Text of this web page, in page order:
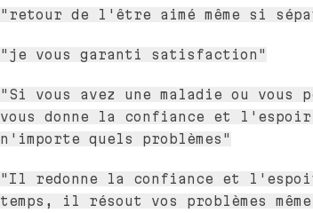
"retour de l'être aimé même si
"je vous garanti satisfaction"
"Si vous avez une maladie ou vous
vous donne la confiance et
n'importe quels problèmes"
"Il redonne la confiance et l'espoir
temps, il résout vos problèmes